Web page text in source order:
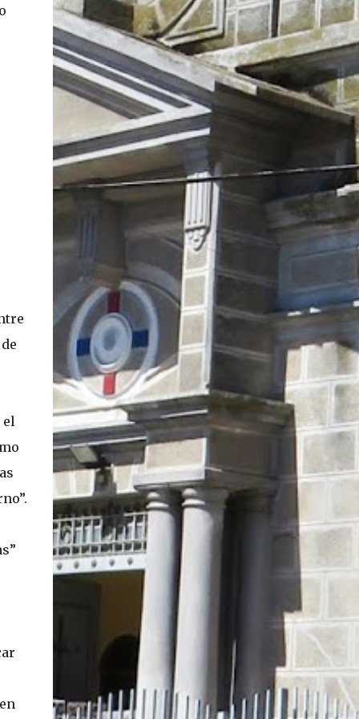
el
En concreto, las personas podrán acceder a
su carnet y/o pasaporte en una aplicación
móvil del Registro Civil, la cual estará
disponible en iOS y Android. El director del
Registro Civil, Omar Morales, detalló que
"quien renueve a partir del 16 de diciembre,
va a poder sacar cédula de identidad digital
y pasaporte digital. Van a tener la
funcionalidad en su celular a partir de una
app especial, que va a permitir que a través
de pruebas de vida se asegure que la
persona es quien dice ser". Morales también
detalló, en el matinal "Mucho Gusto" de
Mega, las importantes medidas de
seguridad ...